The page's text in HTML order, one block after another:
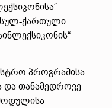
ქართული
პროგრამისა
და თანამედროვე